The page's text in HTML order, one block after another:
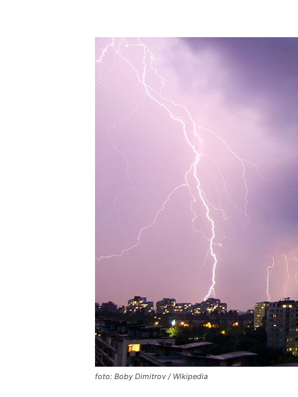
foto: Boby Dimitrov / Wikipedia